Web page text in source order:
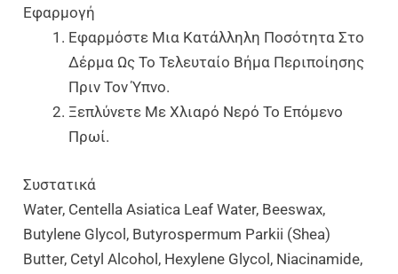
Εφαρμογή
Εφαρμόστε Μια Κατάλληλη Ποσότητα Στο
Δέρμα Ως Το Τελευταίο Βήμα Περιποίησης
Πριν Τον Ύπνο.
Ξεπλύνετε Με Χλιαρό Νερό Το Επόμενο
Πρωί.
Συστατικά
Water, Centella Asiatica Leaf Water, Beeswax,
Butylene Glycol, Butyrospermum Parkii (Shea)
Butter, Cetyl Alcohol, Hexylene Glycol, Niacinamide,